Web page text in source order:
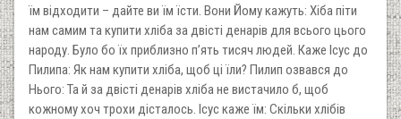
їм відходити – дайте ви їм їсти. Вони Йому кажуть: Хіба піти
нам самим та купити хліба за двісті денарів для всього цього
народу. Було бо їх приблизно п’ять тисяч людей. Каже Ісус до
Пилипа: Як нам купити хліба, щоб ці їли? Пилип озвався до
Нього: Та й за двісті денарів хліба не вистачило б, щоб
кожному хоч трохи дісталось. Ісус каже їм: Скільки хлібів